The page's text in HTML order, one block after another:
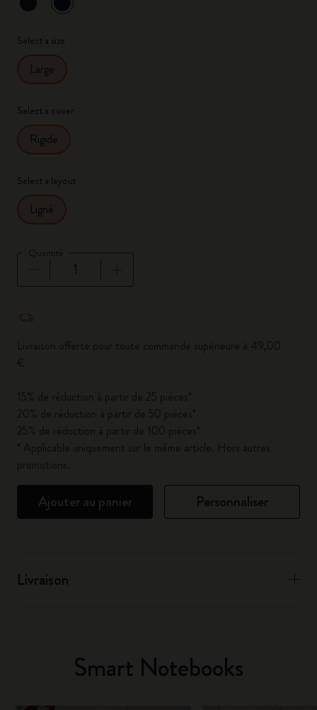
sélectionné
*Couleur sélectionnée
Select a size
Large
Select a cover
Rigide
Select a layout
Ligné
Ajouter au panier Personnaliser
Livraison
Smart Notebooks